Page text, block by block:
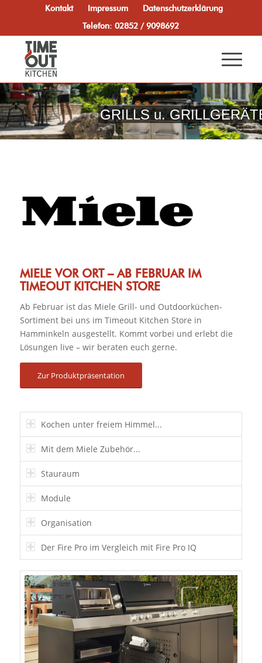
Kontakt Impressum
Datenschutzerklärung
Telefon: 02852 / 9098692
GRILLS u.
MIELE VOR ORT – AB FEBRUAR IM
TIMEOUT KITCHEN STORE
Ab Februar ist das Miele Grill- und Outdoorküchen-
Sortiment bei uns im Timeout Kitchen Store in
Hamminkeln ausgestellt. Kommt vorbei und erlebt die
Lösungen live – wir beraten euch gerne.
Zur Produktpräsentation
Kochen unter freiem Himmel...
Mit dem Miele Zubehör...
Stauraum
Module
Organisation
Der Fire Pro im Vergleich mit Fire Pro IQ